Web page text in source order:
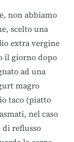
non abbiamo
scelto una
extra vergine
il giorno dopo
ad una
magro
taco (piatto
nel caso
di reflusso